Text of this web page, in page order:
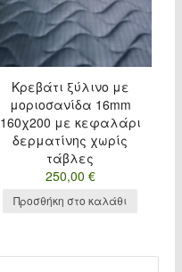
Κρεβάτι ξύλινο με
μοριοσανίδα 16mm
160χ200 με κεφαλάρι
δερματίνης χωρίς
τάβλες
250,00 €
Προσθήκη στο καλάθι